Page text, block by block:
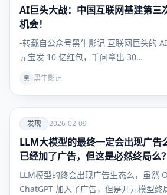
发现
AI巨头大战：中国互联网基建第三
机会！
-转载自公众号黑牛影记 互联网巨头的
元宝发 10 亿红包，千问拿出 30…
黑 黑牛影记
爱
发现
发现 2026-02-09
LLM大模型的最终一定会出现广告
已经加了广告，但这是必然终局么？
LLM模型的终会出现广告生态么，虽然
ChatGPT 加入了广告，但是开元模型终